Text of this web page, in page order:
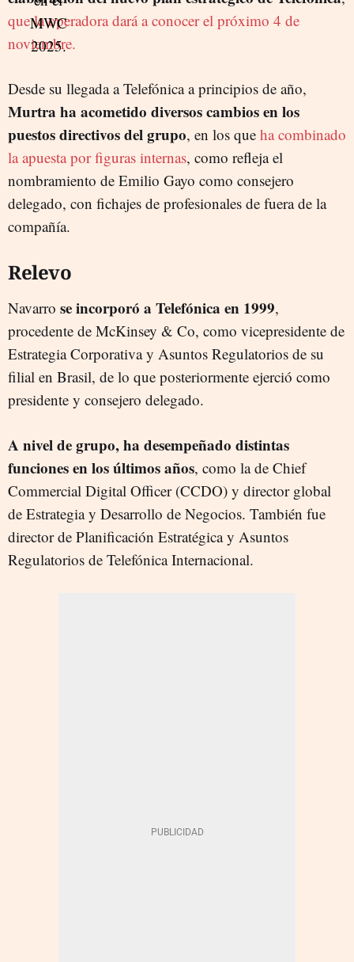
que la operadora dará a conocer el próximo 4 de
noviembre.
Desde su llegada a Telefónica a principios de año,
Murtra ha acometido diversos cambios en los
puestos directivos del grupo, en los que ha combinado
la apuesta por figuras internas, como refleja el
nombramiento de Emilio Gayo como consejero
delegado, con fichajes de profesionales de fuera de la
compañía.
Relevo
Navarro se incorporó a Telefónica en 1999,
procedente de McKinsey & Co, como vicepresidente de
Estrategia Corporativa y Asuntos Regulatorios de su
filial en Brasil, de lo que posteriormente ejerció como
presidente y consejero delegado.
A nivel de grupo, ha desempeñado distintas
funciones en los últimos años, como la de Chief
Commercial Digital Officer (CCDO) y director global
de Estrategia y Desarrollo de Negocios. También fue
director de Planificación Estratégica y Asuntos
Regulatorios de Telefónica Internacional.